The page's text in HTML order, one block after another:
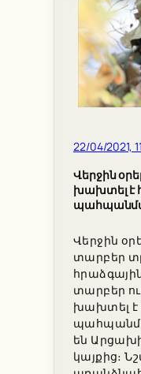
22/04/2021,
Վերջին
խախտել է
Վերջին
տարբեր
տարբեր
խախտել
են
կայքից։